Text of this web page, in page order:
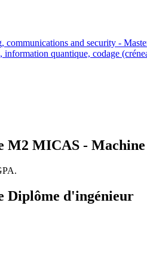
communications and security -
quantique, codage
M2 MICAS -
Diplôme d'ingénieur